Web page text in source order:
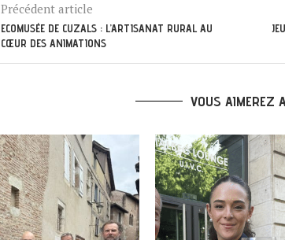
Précédent article
ECOMUSÉE DE CUZALS : L’ARTISANAT RURAL AU
CŒUR DES ANIMATIONS
VOUS AIMEREZ